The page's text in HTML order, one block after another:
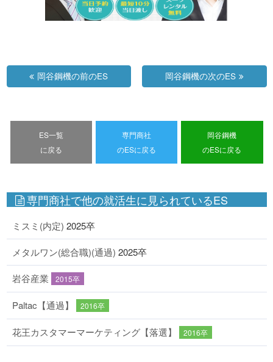
岡谷鋼機の前のES 岡谷鋼機の次のES
ES一覧
に戻る
専門商社
のESに戻る
岡谷鋼機
のESに戻る
専門商社で他の就活生に見られているES
ミスミ(内定) 2025卒
メタルワン(総合職)(通過) 2025卒
岩谷産業 2015卒
Paltac【通過】 2016卒
花王カスタマーマーケティング【落選】 2016卒